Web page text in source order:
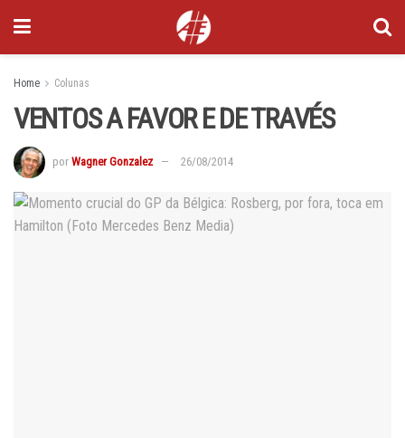
Home Colunas
VENTOS A FAVOR E DE TRAVÉS
por Wagner Gonzalez 26/08/2014